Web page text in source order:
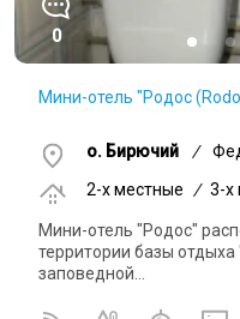
0
Мини-отель "Родос
о. Бирючий /
2-x местные
/ 3-x
Мини-отель "Родос"
территории базы отдыха
заповедной...